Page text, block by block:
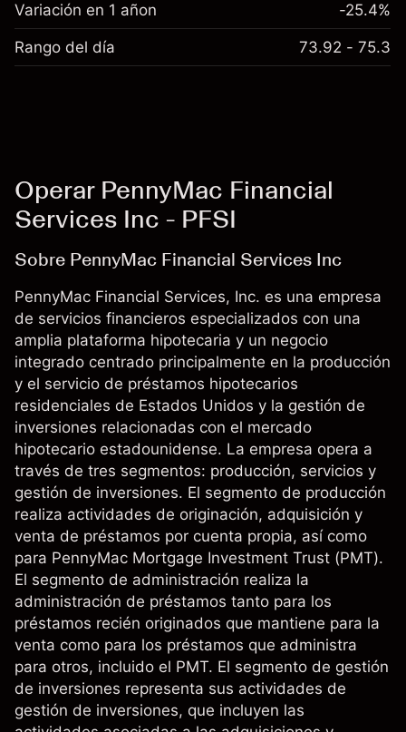
Variación en 1 añon -25.4%
Rango del día 73.92 - 75.3
Operar PennyMac Financial
Services Inc - PFSI
Sobre PennyMac Financial Services Inc
PennyMac Financial Services, Inc. es una empresa
de servicios financieros especializados con una
amplia plataforma hipotecaria y un negocio
integrado centrado principalmente en la producción
y el servicio de préstamos hipotecarios
residenciales de Estados Unidos y la gestión de
inversiones relacionadas con el mercado
hipotecario estadounidense. La empresa opera a
través de tres segmentos: producción, servicios y
gestión de inversiones. El segmento de producción
realiza actividades de originación, adquisición y
venta de préstamos por cuenta propia, así como
para PennyMac Mortgage Investment Trust (PMT).
El segmento de administración realiza la
administración de préstamos tanto para los
préstamos recién originados que mantiene para la
venta como para los préstamos que administra
para otros, incluido el PMT. El segmento de gestión
de inversiones representa sus actividades de
gestión de inversiones, que incluyen las